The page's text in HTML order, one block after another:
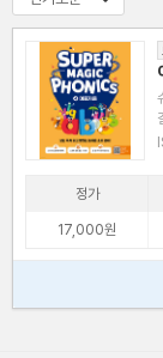
정가
17,000원